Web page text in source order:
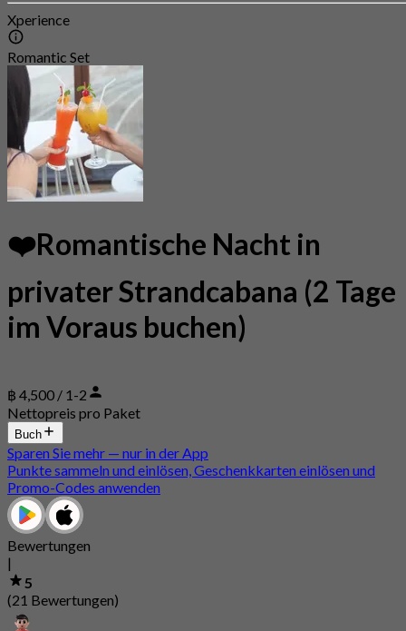
Xperience
Romantic Set
❤️Romantische Nacht in
privater Strandcabana (2 Tage
im Voraus buchen)
฿ 4,500 / 1-2
Nettopreis pro Paket
Buch
Sparen Sie mehr — nur in der App
Punkte sammeln und einlösen, Geschenkkarten einlösen und
Promo-Codes anwenden
Bewertungen
|
5
(21 Bewertungen)